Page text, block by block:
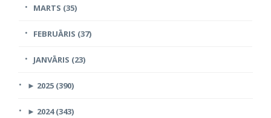
MARTS (35)
FEBRUĀRIS (37)
JANVĀRIS (23)
► 2025 (390)
► 2024 (343)